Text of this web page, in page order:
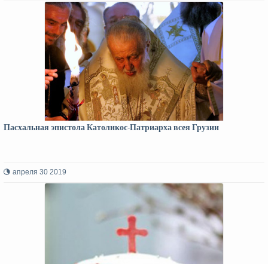
Пасхальная эпистола Католикос-Патриарха всея Грузии
апреля 30 2019